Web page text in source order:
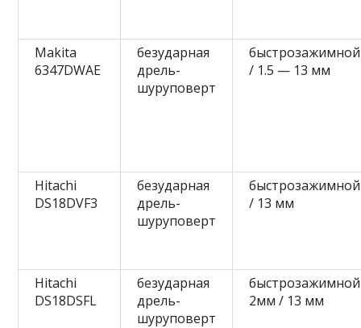
Makita
6347DWAE
безударная
дрель-
шуруповерт
быстрозажимной
/ 1.5 — 13 мм
Hitachi
DS18DVF3
безударная
дрель-
шуруповерт
быстрозажимной
/ 13 мм
Hitachi
DS18DSFL
безударная
дрель-
шуруповерт
быстрозажимной
2мм / 13 мм